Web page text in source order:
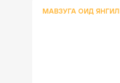
МАВЗУГА ОИД